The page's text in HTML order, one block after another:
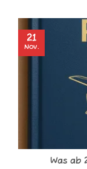
Was ab
21
Nov.